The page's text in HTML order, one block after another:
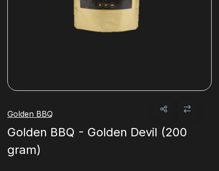
Golden BBQ
Golden BBQ - Golden Devil (200
gram)